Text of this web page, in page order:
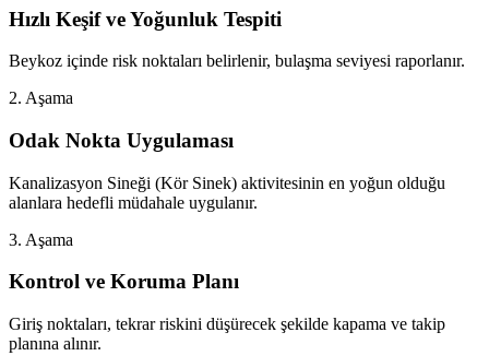
Hızlı Keşif ve Yoğunluk Tespiti
Beykoz içinde risk noktaları belirlenir, bulaşma seviyesi raporlanır.
2. Aşama
Odak Nokta Uygulaması
Kanalizasyon Sineği (Kör Sinek) aktivitesinin en yoğun olduğu
alanlara hedefli müdahale uygulanır.
3. Aşama
Kontrol ve Koruma Planı
Giriş noktaları, tekrar riskini düşürecek şekilde kapama ve takip
planına alınır.